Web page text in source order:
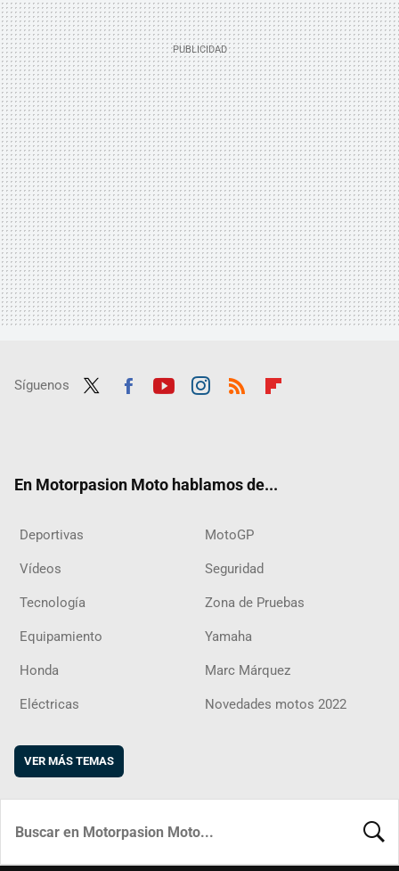
Síguenos
En Motorpasion Moto hablamos de...
Deportivas MotoGP
Vídeos Seguridad
Tecnología Zona de Pruebas
Equipamiento Yamaha
Honda Marc Márquez
Eléctricas Novedades motos 2022
VER MÁS TEMAS